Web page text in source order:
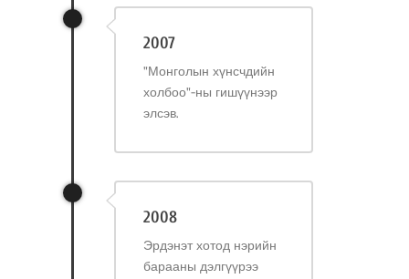
2007
"Монголын хүнсчдийн
холбоо"-ны гишүүнээр
элсэв.
2008
Эрдэнэт хотод нэрийн
барааны дэлгүүрээ